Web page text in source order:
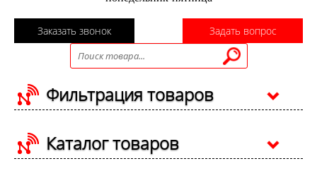
Заказать звонок Задать вопрос
Фильтрация товаров
Каталог товаров